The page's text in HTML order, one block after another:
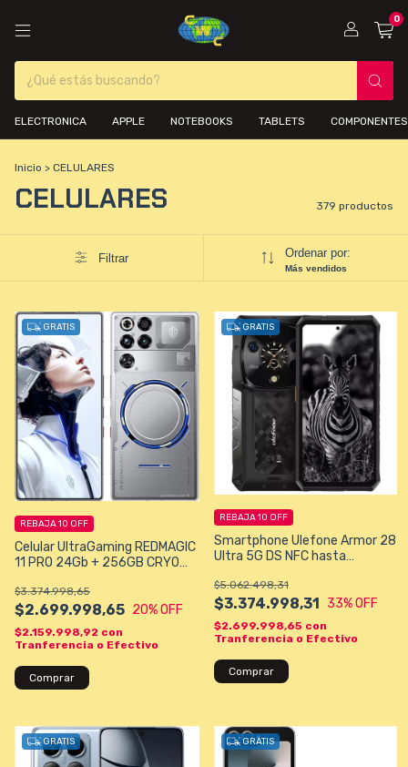
0
ELECTRONICA APPLE NOTEBOOKS TABLETS
Inicio > CELULARES
CELULARES 379 productos
Filtrar Ordenar por:
Más vendidos
GRATIS
Celular UltraGaming REDMAGIC
11 PRO 24Gb + 256GB CRYO
$2.699.998,65
$3.374.998,65
20% OFF
REBAJA 10 OFF
$2.159.998,92 con
Tranferencia o Efectivo
GRATIS
Smartphone Ulefone Armor 28
Ultra 5G DS NFC hasta
Camara 50+50+64/50MP
DOBLE PANTALLA
$3.374.998,31
$5.062.498,31
33% OFF
REBAJA 10 OFF
$2.699.998,65 con
Tranferencia o Efectivo
GRATIS GRATIS